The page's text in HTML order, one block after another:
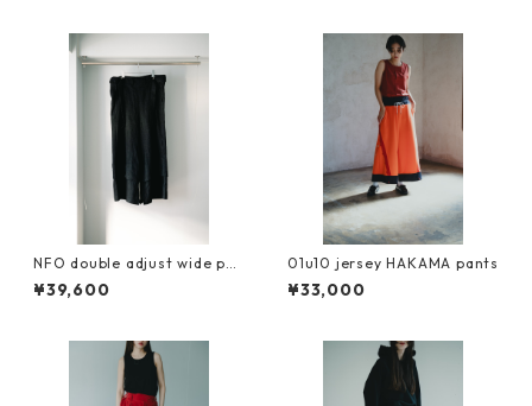
NFO double adjust wide pan
ts『可変』
¥39,600
01u10 jersey HAKAMA pants
¥33,000